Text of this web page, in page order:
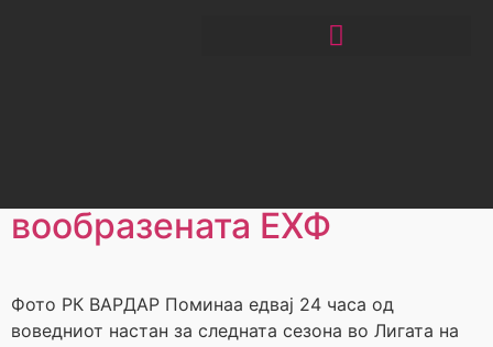
вообразената ЕХФ
Фото РК ВАРДАР Поминаа едвај 24 часа од
воведниот настан за следната сезона во Лигата на